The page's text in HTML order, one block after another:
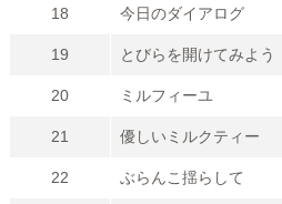
18 今日のダイアログ
19 とびらを開けてみよう
20 ミルフィーユ
21 優しいミルクティー
22 ぶらんこ揺らして